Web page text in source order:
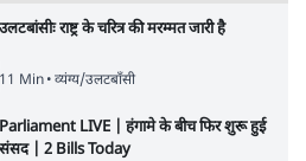
उलटबांसीः राष्ट्र के चरित्र की मरम्मत जारी है
11 Min• व्यंग्य/उलटबाँसी
Parliament LIVE | हंगामे के बीच फिर शुरू हुई
संसद | 2 Bills Today